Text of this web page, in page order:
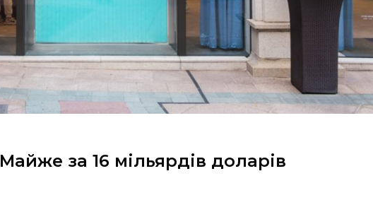
Майже за 16 мільярдів доларів